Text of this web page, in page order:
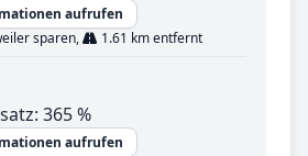
aufrufen
sparen,
1.61 km entfernt
365 %
aufrufen